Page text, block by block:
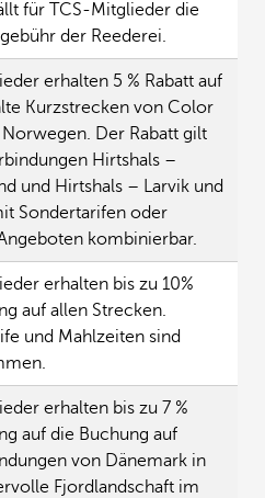
für TCS-Mitglieder die
der Reederei.
erhalten 5 % Rabatt auf
Kurzstrecken von Color
Norwegen. Der Rabatt gilt
Hirtshals –
und Hirtshals – Larvik und
Sondertarifen oder
kombinierbar.
erhalten bis zu 10%
auf allen Strecken.
und Mahlzeiten sind
erhalten bis zu 7 %
auf die Buchung auf
von Dänemark in
Fjordlandschaft im